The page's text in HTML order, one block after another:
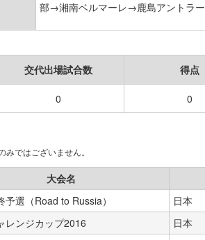
部→湘南ベルマーレ→鹿島アントラ
交代出場試合数 得点
0 0
ではございません。
大会名
予選（Road to Russia） 日本
レンジカップ2016 日本